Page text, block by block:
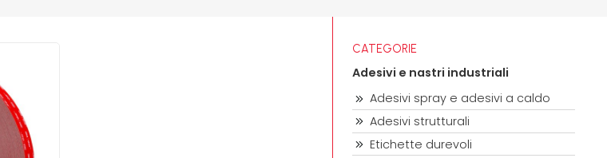
CATEGORIE
Adesivi e nastri industriali
Adesivi spray e adesivi a caldo
Adesivi strutturali
Etichette durevoli